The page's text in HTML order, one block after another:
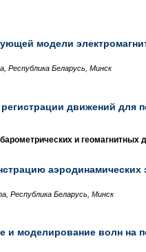
модели
Республика Беларусь, Минск
движений для
и геомагнитных
аэродинамических
Республика Беларусь, Минск
и моделирование волн на